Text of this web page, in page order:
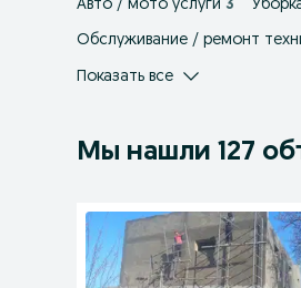
Авто / мото услуги 3
Обслуживание / ремонт
Показать все
Мы нашли 127